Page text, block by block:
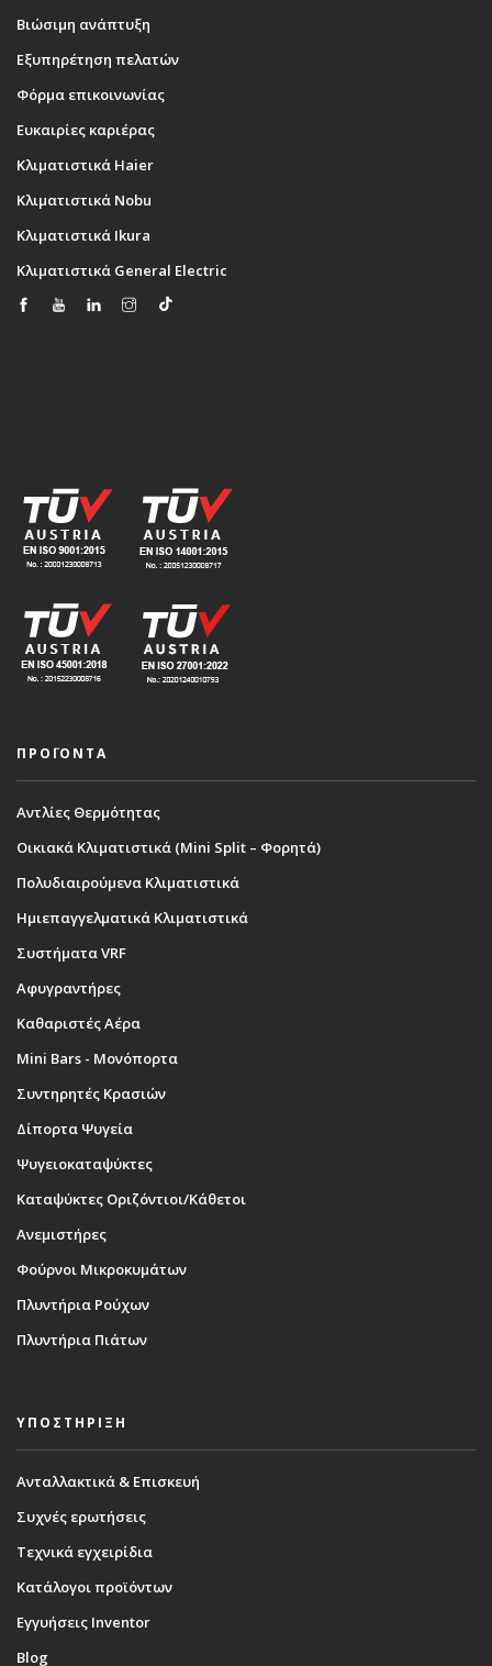
Βιώσιμη ανάπτυξη
Εξυπηρέτηση πελατών
Φόρμα επικοινωνίας
Ευκαιρίες καριέρας
Κλιματιστικά Haier
Κλιματιστικά Nobu
Κλιματιστικά Ikura
Κλιματιστικά General Electric
ΠΡΟΪΟΝΤΑ
Αντλίες Θερμότητας
Οικιακά Κλιματιστικά (Mini Split – Φορητά)
Πολυδιαιρούμενα Κλιματιστικά
Ημιεπαγγελματικά Κλιματιστικά
Συστήματα VRF
Αφυγραντήρες
Καθαριστές Αέρα
Mini Bars - Μονόπορτα
Συντηρητές Κρασιών
Δίπορτα Ψυγεία
Ψυγειοκαταψύκτες
Καταψύκτες Οριζόντιοι/Κάθετοι
Ανεμιστήρες
Φούρνοι Μικροκυμάτων
Πλυντήρια Ρούχων
Πλυντήρια Πιάτων
ΥΠΟΣΤΗΡΙΞΗ
Ανταλλακτικά & Επισκευή
Συχνές ερωτήσεις
Τεχνικά εγχειρίδια
Κατάλογοι προϊόντων
Εγγυήσεις Inventor
Blog